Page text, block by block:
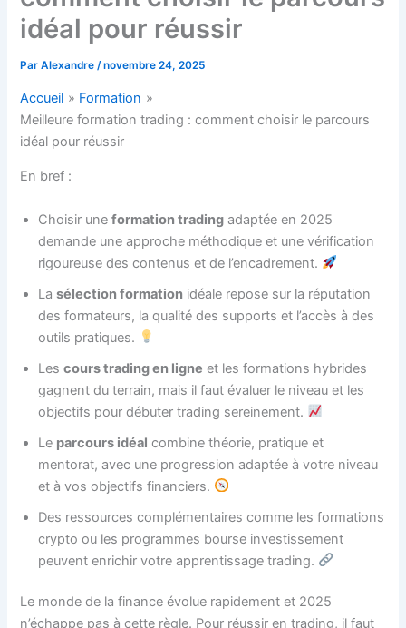
idéal pour réussir
ParAlexandre /novembre 24, 2025
Accueil
Formation
Meilleure formation trading : comment choisir le parcours
idéal pour réussir
En bref :
Choisir uneformation trading adaptée en 2025
demande une approche méthodique et une vérification
rigoureuse des contenus et de l’encadrement.
Lasélection formation idéale repose sur la réputation
des formateurs, la qualité des supports et l’accès à des
outils pratiques.
Lescours trading en ligne et les formations hybrides
gagnent du terrain, mais il faut évaluer le niveau et les
objectifs pour débuter trading sereinement.
Le parcours idéal combine théorie, pratique et
mentorat, avec une progression adaptée à votre niveau
et à vos objectifs financiers.
Des ressources complémentaires comme les formations
crypto ou les programmes bourse investissement
peuvent enrichir votre apprentissage trading.
Le monde de la finance évolue rapidement et 2025
n’échappe pas à cette règle. Pour réussir en trading, il faut